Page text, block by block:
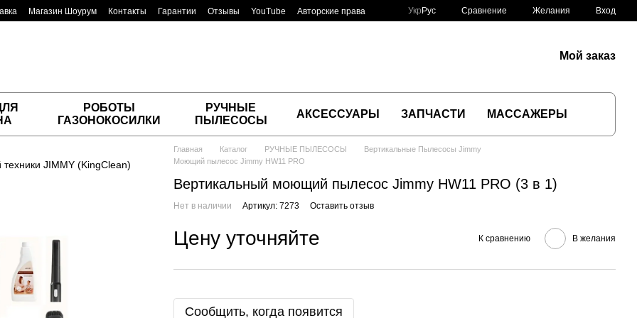
Магазин Шоурум Контакты Гарантии Отзывы YouTube
Авторские права
Укр Рус Сравнение Желания Вход
Мой заказ
РОБОТЫ
ГАЗОНОКОСИЛКИ
РУЧНЫЕ
ПЫЛЕСОСЫ
АКСЕССУАРЫ ЗАПЧАСТИ МАССАЖЕРЫ
Главная Каталог РУЧНЫЕ ПЫЛЕСОСЫ
Вертикальные Пылесосы Jimmy
Моющий пылесос Jimmy HW11 PRO
Вертикальный моющий пылесос Jimmy HW11 PRO (3 в 1)
Нет в наличии Артикул: 7273 Оставить отзыв
Цену уточняйте К сравнению В желания
Сообщить, когда появится